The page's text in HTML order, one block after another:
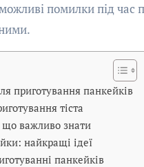
помилки під час
приготування панкейків
тіста
важливо знати
найкращі ідеї
панкейків